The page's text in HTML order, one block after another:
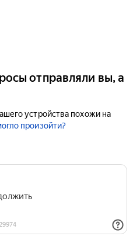
отправляли вы, а
устройства похожи на
произойти?